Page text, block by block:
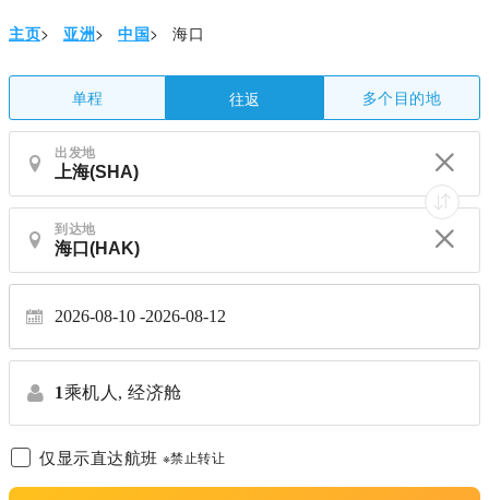
主页> 亚洲> 中国> 海口
单程 往返 多个目的地
出发地
到达地
2026-08-10 2026-08-12
1乘机人, 经济舱
仅显示直达航班 ※禁止转让